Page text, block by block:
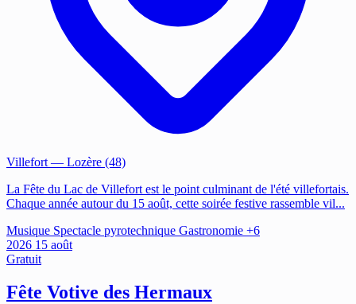
Villefort — Lozère (48)
La Fête du Lac de Villefort est le point culminant de l'été villefortais.
Chaque année autour du 15 août, cette soirée festive rassemble vil...
Musique Spectacle pyrotechnique Gastronomie +6
2026 15 août
Gratuit
Fête Votive des Hermaux